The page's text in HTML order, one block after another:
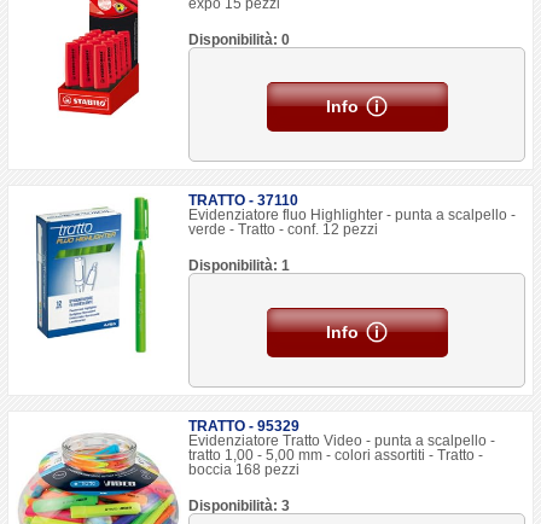
expo 15 pezzi
Disponibilità: 0
Info
TRATTO - 37110
Evidenziatore fluo Highlighter - punta a scalpello -
verde - Tratto - conf. 12 pezzi
Disponibilità: 1
Info
TRATTO - 95329
Evidenziatore Tratto Video - punta a scalpello -
tratto 1,00 - 5,00 mm - colori assortiti - Tratto -
boccia 168 pezzi
Disponibilità: 3